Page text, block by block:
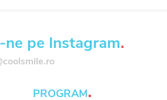
pe Instagram.
PROGRAM.